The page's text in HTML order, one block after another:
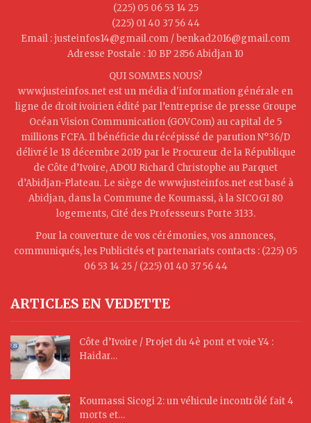
(225) 05 06 53 14 25
(225) 01 40 37 56 44
Email : justeinfos14@gmail.com / benkad2016@gmail.com
Adresse Postale : 10 BP 2856 Abidjan 10
QUI SOMMES NOUS?
www.justeinfos.net est un média d'information générale en
ligne de droit ivoirien édité par l’entreprise de presse Groupe
Océan Vision Communication (GOVCom) au capital de 5
millions FCFA. Il bénéficie du récépissé de parution N°36/D
délivré le 18 décembre 2019 par le Procureur de la République
de Côte d’Ivoire, ADOU Richard Christophe au Parquet
d’Abidjan-Plateau. Le siège de www.justeinfos.net est basé à
Abidjan, dans la Commune de Koumassi, à la SICOGI 80
logements, Cité des Professeurs Porte 3133.
Pour la couverture de vos cérémonies, vos annonces,
communiqués, les Publicités et partenariats contacts : (225) 05
06 53 14 25 / (225) 01 40 37 56 44
ARTICLES EN VEDETTE
Côte d’Ivoire / Projet du 4è pont et voie Y4 :
Haidar…
Koumassi Sicogi 2: un véhicule incontrôlé fait 4
morts et…